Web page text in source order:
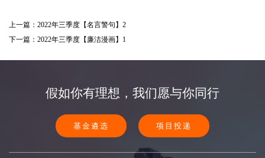
上一篇：2022年三季度【名言警句】2
下一篇：2022年三季度【廉洁漫画】1
假如你有理想，我们愿与你同行
基金遴选 项目投递